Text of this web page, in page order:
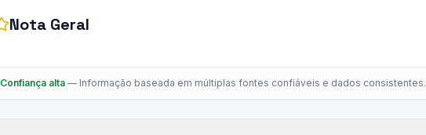
Nota Geral
Confiança alta — Informação baseada em múltiplas fontes confiáveis e dados consistentes.